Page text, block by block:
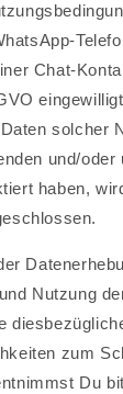
Chat-
solcher
und/oder
haben,
Nutzung
zum
Du